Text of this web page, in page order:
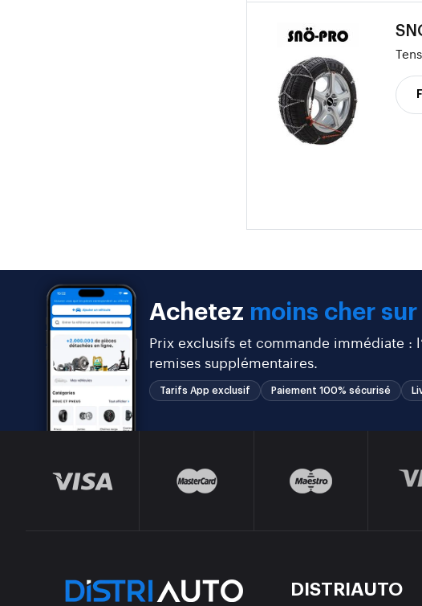
Achetez moins cher sur
Prix exclusifs et commande immédiate :
remises supplémentaires.
Tarifs App exclusif Paiement 100% sécurisé
DISTRIAUTO